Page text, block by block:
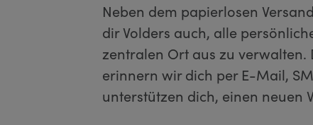
Neben dem papierlosen
dir Volders auch, alle
zentralen Ort aus zu verwalten.
erinnern wir dich per E-Mail,
unterstützen dich, einen neuen